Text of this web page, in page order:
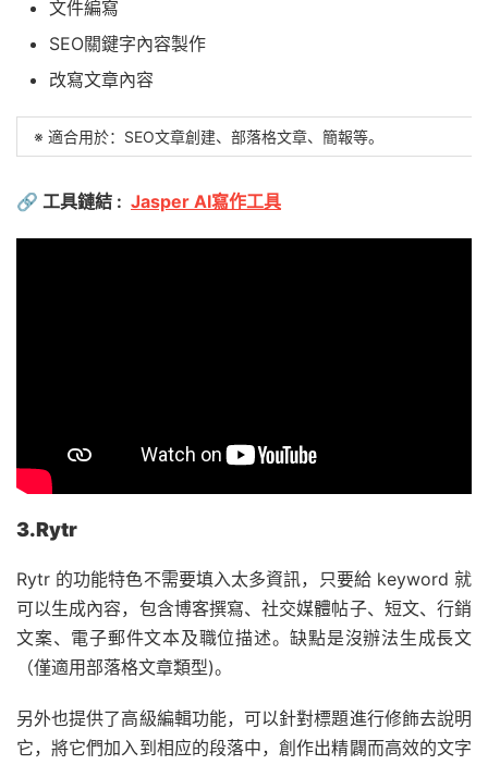
文件編寫
SEO關鍵字內容製作
改寫文章內容
※ 適合用於：SEO文章創建、部落格文章、簡報等。
🔗 工具鏈結 : Jasper AI寫作工具
3.Rytr
Rytr 的功能特色不需要填入太多資訊，只要給 keyword 就
可以生成內容，包含博客撰寫、社交媒體帖子、短文、行銷
文案、電子郵件文本及職位描述。缺點是沒辦法生成長文
（僅適用部落格文章類型)。
另外也提供了高級編輯功能，可以針對標題進行修飾去說明
它，將它們加入到相应的段落中，創作出精闢而高效的文字